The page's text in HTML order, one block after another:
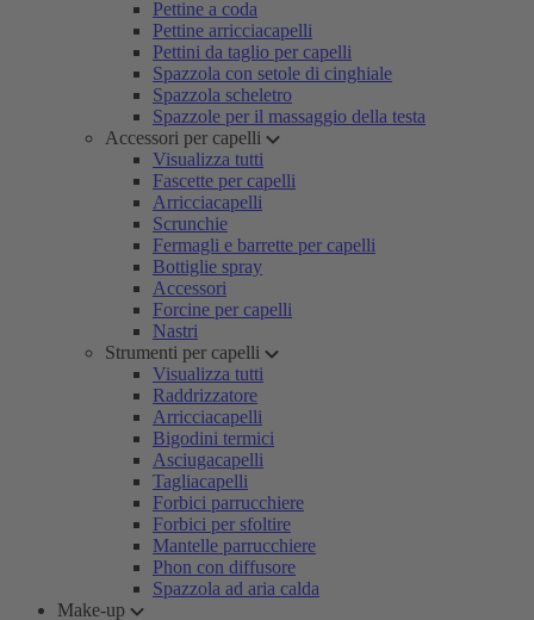
Pettine a coda
Pettine arricciacapelli
Pettini da taglio per capelli
Spazzola con setole di cinghiale
Spazzola scheletro
Spazzole per il massaggio della testa
Accessori per capelli
Visualizza tutti
Fascette per capelli
Arricciacapelli
Scrunchie
Fermagli e barrette per capelli
Bottiglie spray
Accessori
Forcine per capelli
Nastri
Strumenti per capelli
Visualizza tutti
Raddrizzatore
Arricciacapelli
Bigodini termici
Asciugacapelli
Tagliacapelli
Forbici parrucchiere
Forbici per sfoltire
Mantelle parrucchiere
Phon con diffusore
Spazzola ad aria calda
Make-up